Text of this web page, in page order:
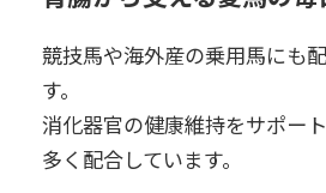
競技馬や海外産の乗用馬にも
す。
消化器官の健康維持をサポー
多く配合しています。